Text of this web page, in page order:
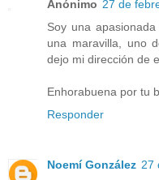
Anónimo 27 de
Soy una
una maravilla, uno
dejo mi dirección de
Enhorabuena por tu
Responder
Noemí González 27